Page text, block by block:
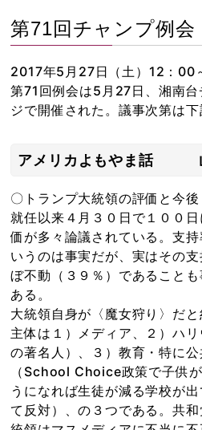
第71回チャンプ例会
2017年5月27日（土）12：00
第71回例会は5月27日、湘南
ジで開催された。議事次第は下
アメリカよもやま話
〇トランプ大統領の評価と今後
就任以来４月３０日で１００
価が多々論議されている。支
いうのは事実だが、実はその
ぼ不動（３９％）であること
ある。
大統領自身が〈魔女狩り〉だ
主体は１）メディア、２）ハ
の著名人）、３）教育・特に
（School Choice政策で子供
うになれば生徒が減る学校が
て反対）、の３つである。共